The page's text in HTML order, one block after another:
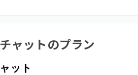
ャットのプラン
ット